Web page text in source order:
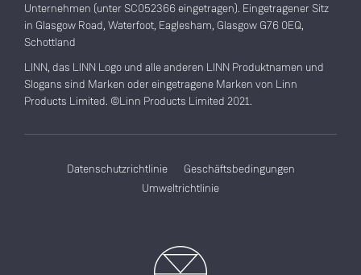
Unternehmen (unter SC052366 eingetragen). Eingetragener Sitz
in Glasgow Road, Waterfoot, Eaglesham, Glasgow G76 0EQ,
Schottland
LINN, das LINN Logo und alle anderen LINN Produktnamen und
Slogans sind Marken oder eingetragene Marken von Linn
Products Limited. ©Linn Products Limited 2021.
Datenschutzrichtlinie
Geschäftsbedingungen
Umweltrichtlinie